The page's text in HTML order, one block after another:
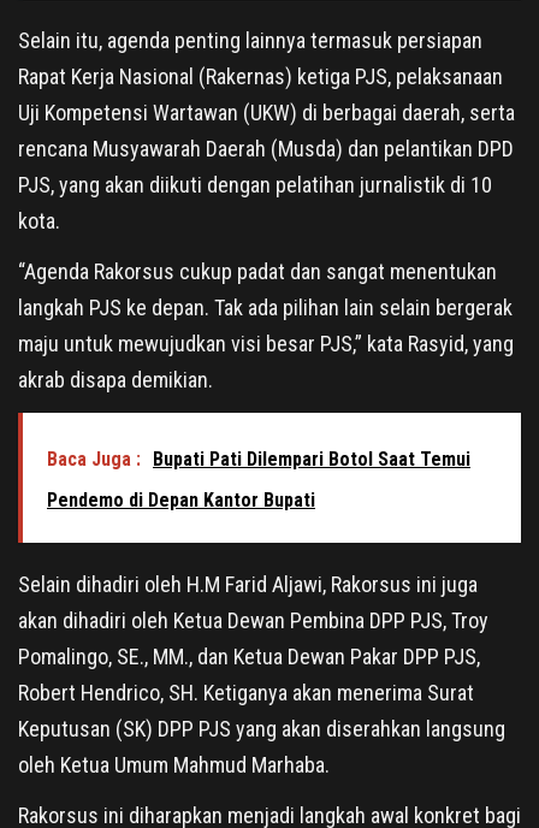
Selain itu, agenda penting lainnya termasuk persiapan
Rapat Kerja Nasional (Rakernas) ketiga PJS, pelaksanaan
Uji Kompetensi Wartawan (UKW) di berbagai daerah, serta
rencana Musyawarah Daerah (Musda) dan pelantikan DPD
PJS, yang akan diikuti dengan pelatihan jurnalistik di 10
kota.
“Agenda Rakorsus cukup padat dan sangat menentukan
langkah PJS ke depan. Tak ada pilihan lain selain bergerak
maju untuk mewujudkan visi besar PJS,” kata Rasyid, yang
akrab disapa demikian.
Baca Juga : Bupati Pati Dilempari Botol Saat Temui
Pendemo di Depan Kantor Bupati
Selain dihadiri oleh H.M Farid Aljawi, Rakorsus ini juga
akan dihadiri oleh Ketua Dewan Pembina DPP PJS, Troy
Pomalingo, SE., MM., dan Ketua Dewan Pakar DPP PJS,
Robert Hendrico, SH. Ketiganya akan menerima Surat
Keputusan (SK) DPP PJS yang akan diserahkan langsung
oleh Ketua Umum Mahmud Marhaba.
Rakorsus ini diharapkan menjadi langkah awal konkret bagi